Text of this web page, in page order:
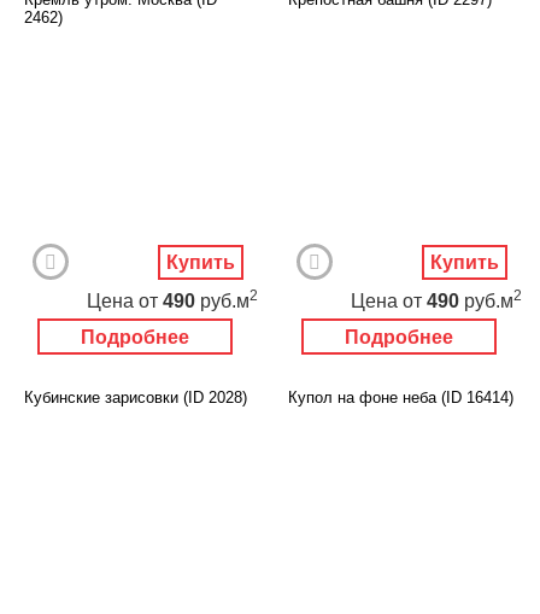
2462)
Подробнее
Цена от 490 руб.м2
Купить
Подробнее
Цена от 490 руб.м2
Купить
Кубинские зарисовки (ID 2028) Купол на фоне неба (ID 16414)